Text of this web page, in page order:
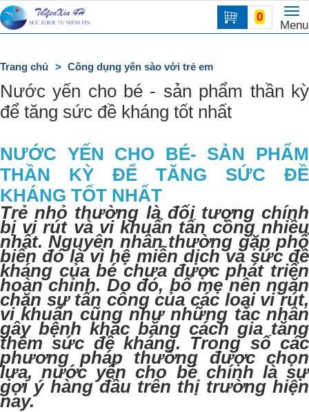
Menu
0
Trang
chủ
DANH
MỤC
Trang chủ Công dụng yên sào với trẻ em
Nước yến cho bé - sản phẩm thần kỳ
để tăng sức đề kháng tốt nhất
NƯỚC YẾN CHO BÉ- SẢN PHẨM
THẦN KỲ ĐỂ TĂNG SỨC ĐỀ
KHÁNG TỐT NHẤT
Trẻ nhỏ thường là đối tượng chính
bị vi rút và vi khuẩn tấn công nhiều
nhất. Nguyên nhân thường gặp phổ
biến đó là vì hệ miễn dịch và sức đề
kháng của bé chưa được phát triển
hoàn chỉnh. Do đó, bố mẹ nên ngăn
chặn sự tấn công của các loại vi rút,
vi khuẩn cũng như những tác nhân
gây bệnh khác bằng cách gia tăng
thêm sức đề kháng. Trong số các
phương pháp thường được chọn
lựa,nước yến cho bé chính là sự
gợi ý hàng đầu trên thị trường hiện
nay.